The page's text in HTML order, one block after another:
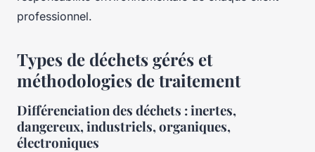
professionnel.
Types de déchets gérés et
méthodologies de traitement
Différenciation des déchets : inertes,
dangereux, industriels, organiques,
électroniques